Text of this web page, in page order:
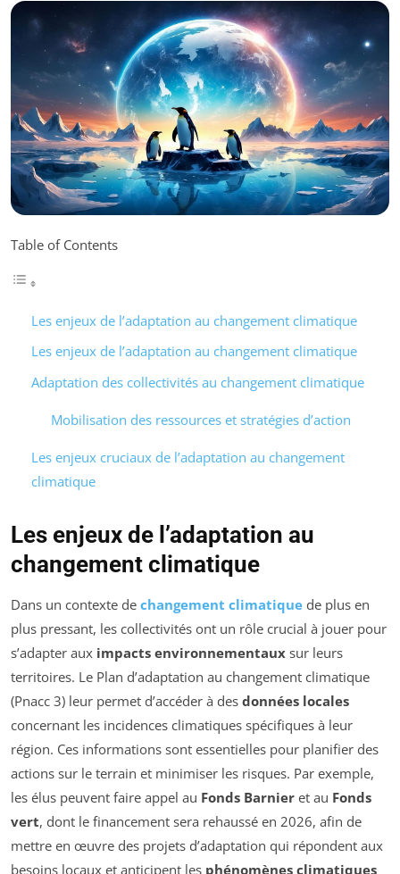
Table of Contents
Les enjeux de l’adaptation au changement climatique
Les enjeux de l’adaptation au changement climatique
Adaptation des collectivités au changement climatique
Mobilisation des ressources et stratégies d’action
Les enjeux cruciaux de l’adaptation au changement
climatique
Les enjeux de l’adaptation au
changement climatique
Dans un contexte de changement climatique de plus en
plus pressant, les collectivités ont un rôle crucial à jouer pour
s’adapter aux impacts environnementaux sur leurs
territoires. Le Plan d’adaptation au changement climatique
(Pnacc 3) leur permet d’accéder à des données locales
concernant les incidences climatiques spécifiques à leur
région. Ces informations sont essentielles pour planifier des
actions sur le terrain et minimiser les risques. Par exemple,
les élus peuvent faire appel au Fonds Barnier et au Fonds
vert, dont le financement sera rehaussé en 2026, afin de
mettre en œuvre des projets d’adaptation qui répondent aux
besoins locaux et anticipent les phénomènes climatiques